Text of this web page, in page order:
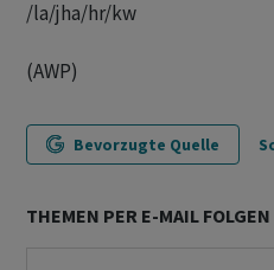
/la/jha/hr/kw
(AWP)
Bevorzugte Quelle
THEMEN PER E-MAIL FOLGEN